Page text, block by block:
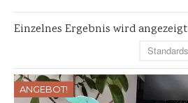
Einzelnes Ergebnis wird angezeigt
ANGEBOT!